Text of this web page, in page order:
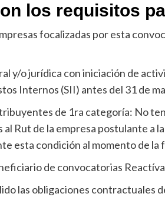
los requisitos
focalizadas por esta
y/o jurídica con iniciación de
Internos (SII) antes del 31 de
de 1ra categoría: No
al Rut de la empresa postulante a
esta condición al momento de la
de convocatorias
las obligaciones contractuales